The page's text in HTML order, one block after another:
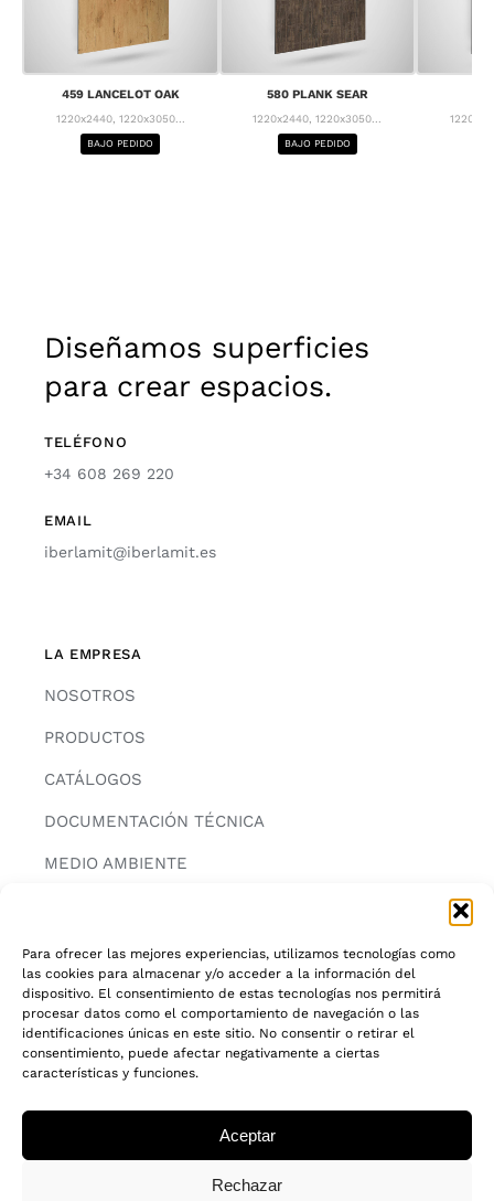
Para ofrecer las mejores experiencias, utilizamos tecnologías como
las cookies para almacenar y/o acceder a la información del
dispositivo. El consentimiento de estas tecnologías nos permitirá
procesar datos como el comportamiento de navegación o las
identificaciones únicas en este sitio. No consentir o retirar el
consentimiento, puede afectar negativamente a ciertas
características y funciones.
Aceptar
Rechazar
459 LANCELOT OAK
1220x2440, 1220x3050...
BAJO PEDIDO
580 PLANK SEAR
1220x2440, 1220x3050...
BAJO PEDIDO
Diseñamos superficies
para crear espacios.
TELÉFONO
+34 608 269 220
EMAIL
iberlamit@iberlamit.es
LA EMPRESA
NOSOTROS
PRODUCTOS
CATÁLOGOS
DOCUMENTACIÓN TÉCNICA
MEDIO AMBIENTE
INFORMACIÓN
AVISO LEGAL
POLITICA DE PRIVACIDAD
CADENA DE CUSTODIA FSC®